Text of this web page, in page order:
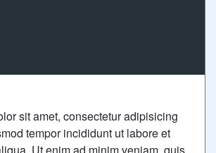
sit amet, consectetur adipisicing
tempor incididunt ut labore et